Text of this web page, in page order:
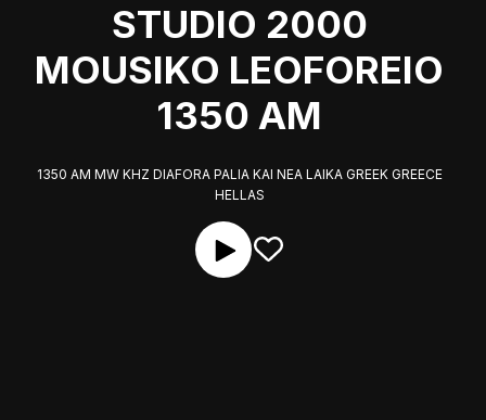
STUDIO 2000
MOUSIKO LEOFOREIO
1350 AM
1350 AM MW KHZ DIAFORA PALIA KAI NEA LAIKA GREEK GREECE
HELLAS